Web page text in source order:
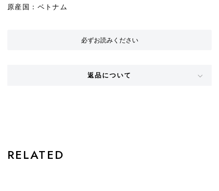
原産国：ベトナム
必ずお読みください
返品について
RELATED